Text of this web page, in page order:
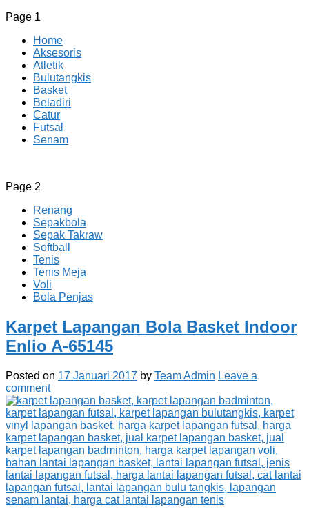
Page 1
Home
Aksesoris
Atletik
Bulutangkis
Basket
Beladiri
Catur
Futsal
Senam
CV JAYA BERSAMA Co Id
Menyediakan Semua Perlengkapan Olahraga Yang
Page 2
Renang
Sepakbola
Sepak Takraw
Softball
Tenis
Tenis Meja
Voli
Bola Penjas
Karpet Lapangan Bola Basket Indoor
Enlio A-65145
Posted on 17 Januari 2017 by Team Admin Leave a
comment